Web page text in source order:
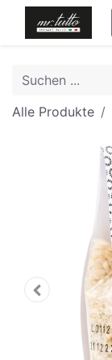
Alle Produkte